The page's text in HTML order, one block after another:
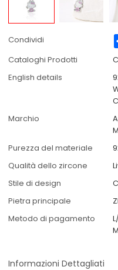
Condividi
Cataloghi Prodotti
English details
Marchio
Purezza del materiale
Qualità dello zircone
Stile di design
Pietra principale
Metodo di pagamento
Informazioni Dettagliati